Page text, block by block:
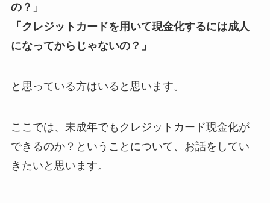
の？」
「クレジットカードを用いて現金化するには成人
になってからじゃないの？」
と思っている方はいると思います。
ここでは、未成年でもクレジットカード現金化が
できるのか？ということについて、お話をしてい
きたいと思います。